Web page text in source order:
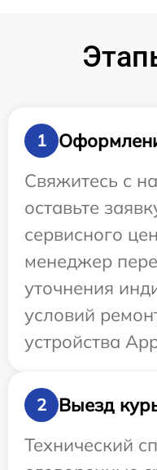
1
Свяжитесь с
оставьте
сервисного
менеджер
уточнения
условий
устройства
2
Выезд
Технический